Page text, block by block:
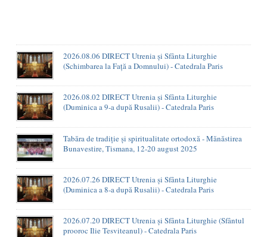
2026.08.06 DIRECT Utrenia și Sfânta Liturghie
(Schimbarea la Față a Domnului) - Catedrala Paris
2026.08.02 DIRECT Utrenia și Sfânta Liturghie
(Duminica a 9-a după Rusalii) - Catedrala Paris
Tabăra de tradiție și spiritualitate ortodoxă - Mănăstirea
Bunavestire, Tismana, 12-20 august 2025
2026.07.26 DIRECT Utrenia și Sfânta Liturghie
(Duminica a 8-a după Rusalii) - Catedrala Paris
2026.07.20 DIRECT Utrenia și Sfânta Liturghie (Sfântul
prooroc Ilie Tesviteanul) - Catedrala Paris